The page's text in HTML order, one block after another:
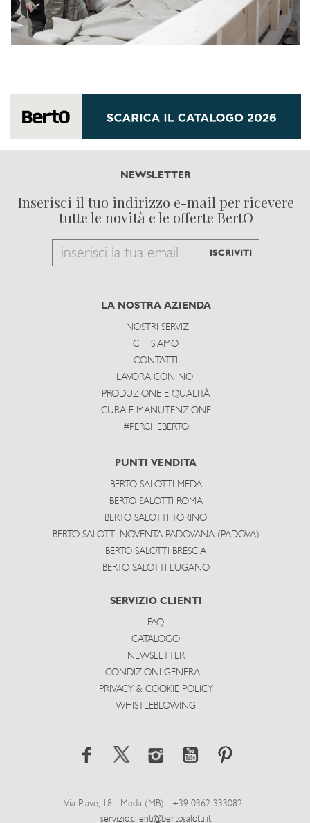
NEWSLETTER
Inserisci il tuo indirizzo e-mail per ricevere
tutte le novità e le offerte BertO
Email
subscribe
ISCRIVITI
LA NOSTRA AZIENDA
I NOSTRI SERVIZI
CHI SIAMO
CONTATTI
LAVORA CON NOI
PRODUZIONE E QUALITÀ
CURA E MANUTENZIONE
#PERCHEBERTO
PUNTI VENDITA
BERTO SALOTTI MEDA
BERTO SALOTTI ROMA
BERTO SALOTTI TORINO
BERTO SALOTTI NOVENTA PADOVANA (PADOVA)
BERTO SALOTTI BRESCIA
BERTO SALOTTI LUGANO
SERVIZIO CLIENTI
FAQ
CATALOGO
NEWSLETTER
CONDIZIONI GENERALI
PRIVACY & COOKIE POLICY
WHISTLEBLOWING
Via Piave, 18 - Meda (MB) - +39 0362 333082 -
servizio.clienti@bertosalotti.it